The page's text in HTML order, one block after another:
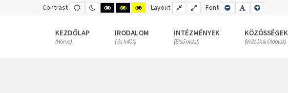
Contrast DEFAULT
MODE
NIGHT
MODE
HIGH
CONTRAST
MODE
HIGH
CONTRAST
MODE
HIGH
CONTRAST
MODE
Layout FIXED
LAYOUT
WIDE
LAYOUT
Font SET
SMALLER
SET
DEFAULT
SET
LARGER
KEZDŐLAP
(Home)
IRODALOM
( és Infók)
INTÉZMÉNYEK
(Első oldal)
KÖZÖSSÉGEK
(Videók & Oldalak)